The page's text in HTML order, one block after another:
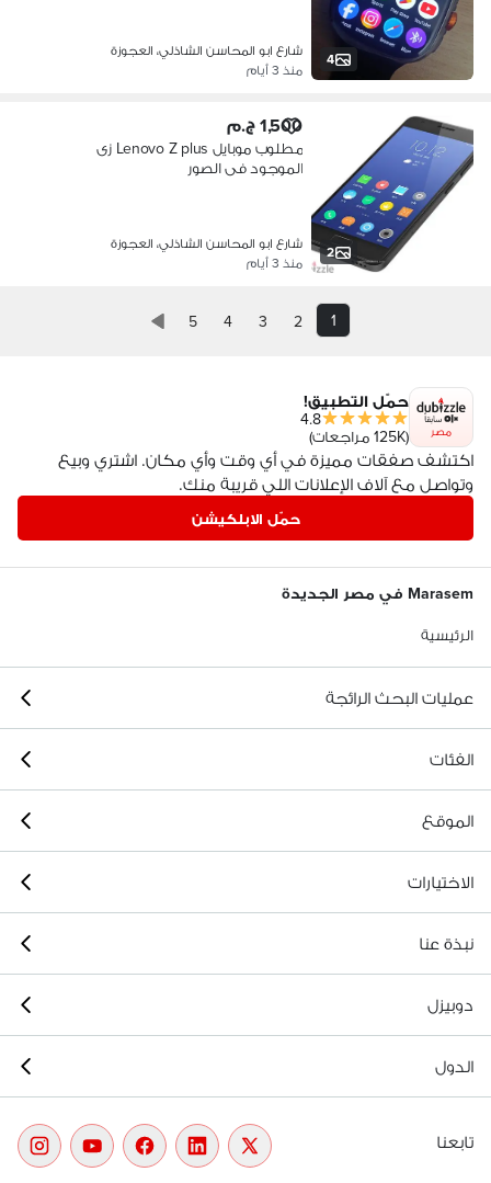
4
شارع ابو المحاسن الشاذلي، العجوزة
منذ 3 أيام
2
1,500 ج.م
مطلوب موبايل Lenovo Z plus زى
الموجود فى الصور
شارع ابو المحاسن الشاذلي، العجوزة
منذ 3 أيام
1
2
3
4
5
مصر
حمّل التطبيق!
4.8
(125K مراجعات)
اكتشف صفقات مميزة في أي وقت وأي مكان. اشتري وبيع
وتواصل مع آلاف الإعلانات اللي قريبة منك.
حمّل الابلكيشن
Marasem في مصر الجديدة
الرئيسية
عمليات البحث الرائجة
الفئات
الموقع
الاختيارات
نبذة عنا
دوبيزل
الدول
تابعنا